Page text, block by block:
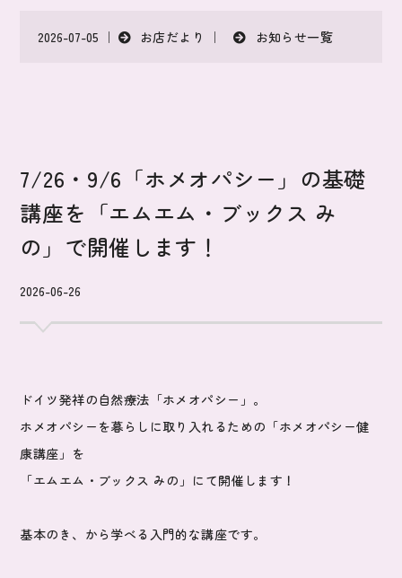
2026-07-05 ｜ お店だより ｜ お知らせ一覧
7/26・9/6「ホメオパシー」の基礎
講座を「エムエム・ブックス み
の」で開催します！
2026-06-26
ドイツ発祥の自然療法「ホメオパシー」。
ホメオパシーを暮らしに取り入れるための「ホメオパシー健
康講座」を
「エムエム・ブックス みの」にて開催します！
基本のき、から学べる入門的な講座です。